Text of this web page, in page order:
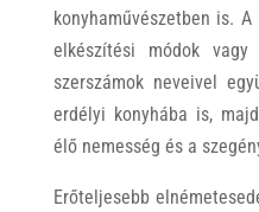
konyhaművészetben is.
elkészítési módok vagy
szerszámok neveivel
erdélyi konyhába is,
élő nemesség és a
Erőteljesebb